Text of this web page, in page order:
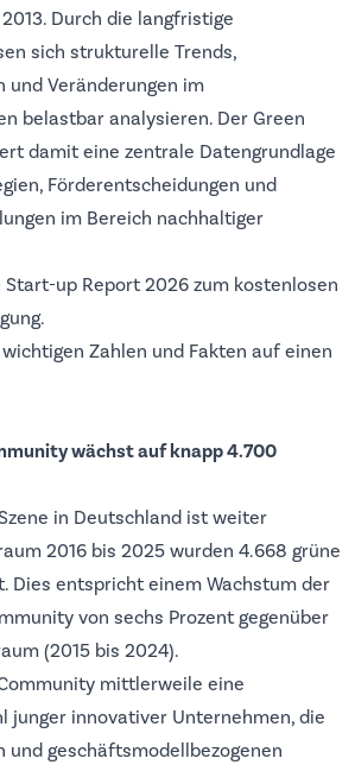
Durch die langfristige
sich strukturelle Trends,
und Veränderungen im
belastbar analysieren. Der Green
damit eine zentrale Datengrundlage
Förderentscheidungen und
im Bereich nachhaltiger
up Report 2026 zum kostenlosen
Zahlen und Fakten auf einen
wächst auf knapp 4.700
in Deutschland ist weiter
2016 bis 2025 wurden 4.668 grüne
Dies entspricht einem Wachstum der
von sechs Prozent gegenüber
(2015 bis 2024).
mittlerweile eine
junger innovativer Unternehmen, die
und geschäftsmodellbezogenen